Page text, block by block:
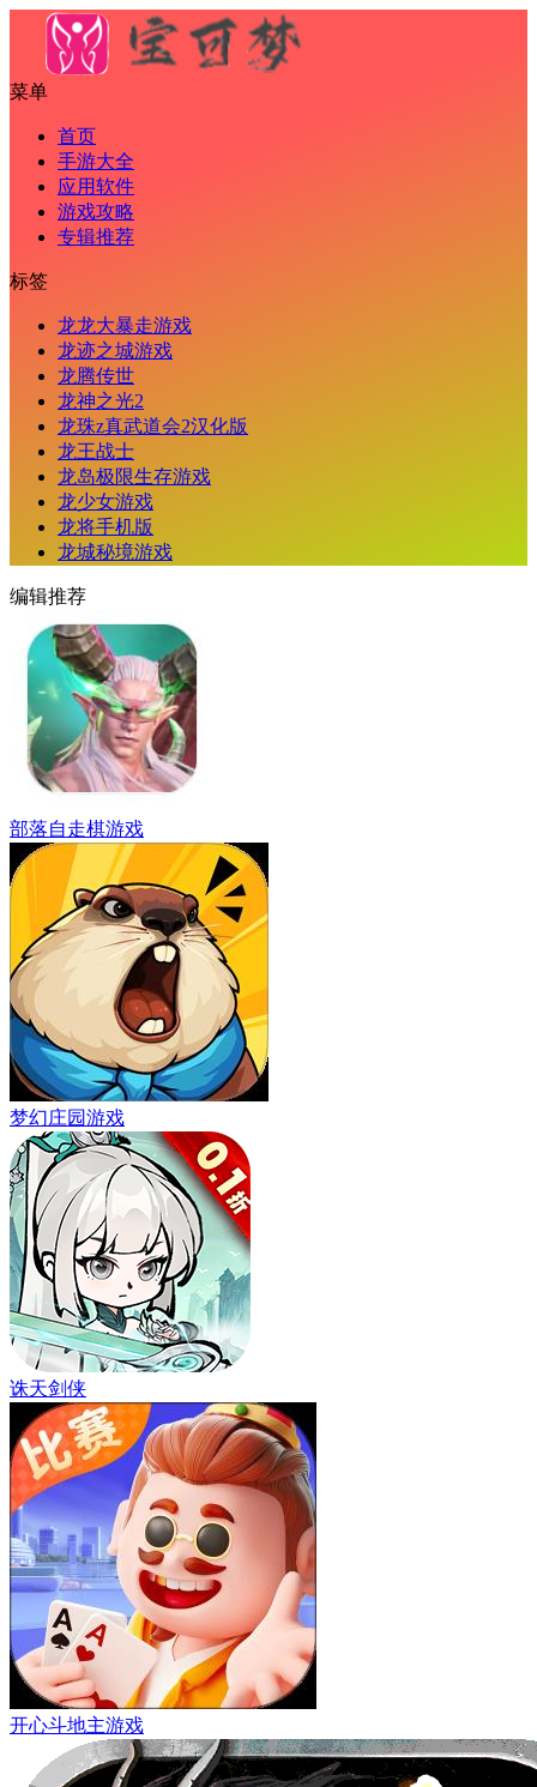
菜单
首页
手游大全
应用软件
游戏攻略
专辑推荐
标签
龙龙大暴走游戏
龙迹之城游戏
龙腾传世
龙神之光2
龙珠z真武道会2汉化版
龙王战士
龙岛极限生存游戏
龙少女游戏
龙将手机版
龙城秘境游戏
编辑推荐
部落自走棋游戏
梦幻庄园游戏
诛天剑侠
开心斗地主游戏